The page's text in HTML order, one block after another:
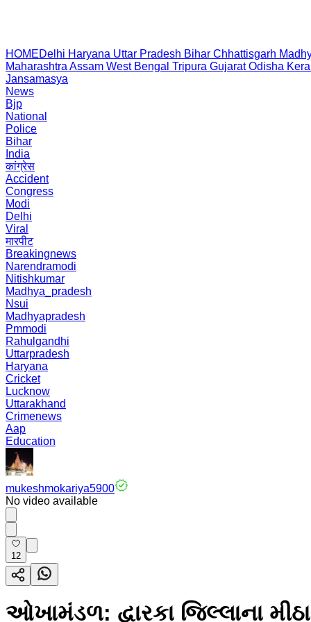
HOMEDelhi Haryana Uttar Pradesh Bihar Chhattisgarh
Maharashtra Assam West Bengal Tripura Gujarat Odisha
Jansamasya
News
Bjp
National
Police
Bihar
India
कांग्रेस
Accident
Congress
Modi
Delhi
Viral
मारपीट
Breakingnews
Narendramodi
Nitishkumar
Madhya_pradesh
Nsui
Madhyapradesh
Pmmodi
Rahulgandhi
Uttarpradesh
Haryana
Cricket
Lucknow
Uttarakhand
Crimenews
Aap
Education
mukeshmokariya5900
No video available
12
ઓખામંડળ: દ્વારકા જિલ્લાના